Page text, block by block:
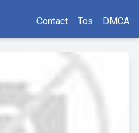
Contact Tos DMCA